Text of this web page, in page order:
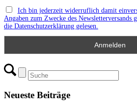
Ich bin jederzeit widerruflich damit
Angaben zum Zwecke des Newsletterversands
die Datenschutzerklärung gelesen.
Neueste Beiträge